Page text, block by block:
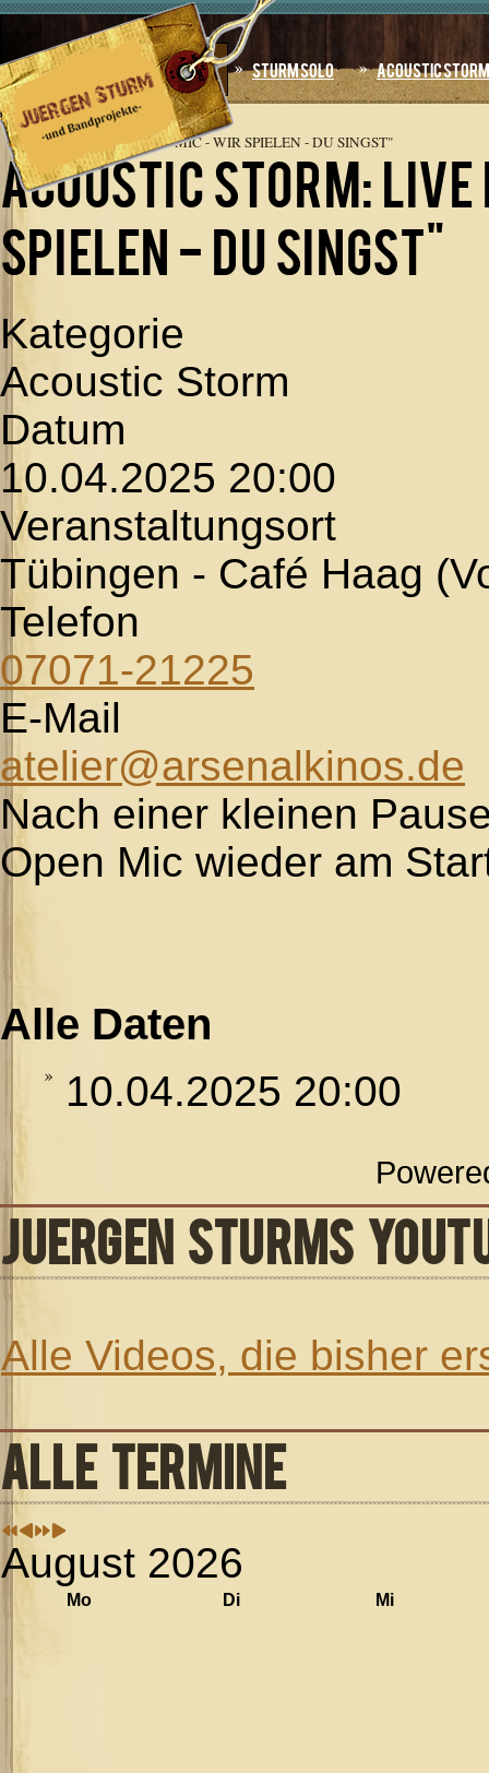
Home Sturm Solo Acoustic Storm
AKTUELLE SEITE:
STARTSEITE »
ACOUSTIC STORM:
LIVE KARAOKE "OPEN MIC - WIR SPIELEN - DU SINGST"
Acoustic Storm: Live
spielen - DU singst"
Kategorie
Acoustic Storm
Datum
10.04.2025 20:00
Veranstaltungsort
Tübingen - Café Haag
Telefon
07071-21225
E-Mail
atelier@arsenalkinos.de
Nach einer kleinen
Open Mic wieder am
Alle Daten
10.04.2025 20:00
JUERGEN STURMS
Alle Videos, die bisher
ALLE TERMINE
JahrMonat
JahrMonat
August 2026
Mo Di Mi